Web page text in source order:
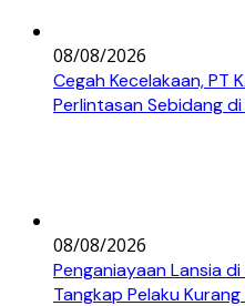
08/08/2026
Cegah Kecelakaan, PT
Perlintasan Sebidang
08/08/2026
Penganiayaan Lansia
Tangkap Pelaku